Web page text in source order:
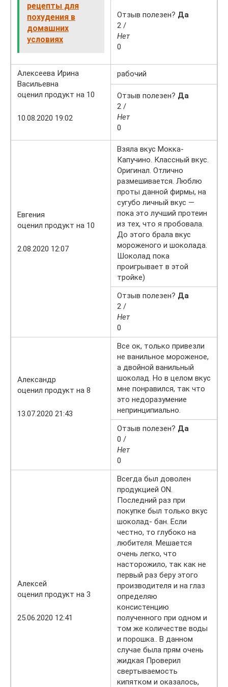
рецепты для
похудения в
домашних
условиях
Отзыв полезен? Да
2 /
Нет
0
Алексеева Ирина
Васильевна
оценил продукт на 10
10.08.2020 19:02
рабочий
Отзыв полезен? Да
2 /
Нет
0
Евгения
оценил продукт на 10
2.08.2020 12:07
Взяла вкус Мокка-
Капучино. Классный вкус.
Оригинал. Отлично
размешивается. Люблю
проты данной фирмы, на
сугубо личный вкус —
пока это лучший протеин
из тех, что я пробовала.
До этого брала вкус
мороженого и шоколада.
Шоколад пока
проигрывает в этой
тройке)
Отзыв полезен? Да
2 /
Нет
0
Александр
оценил продукт на 8
13.07.2020 21:43
Все ок, только привезли
не ванильное мороженое,
а двойной ванильный
шоколад. Но в целом вкус
мне понравился, так что
это недоразумение
непринципиально.
Отзыв полезен? Да
0 /
Нет
0
Алексей
оценил продукт на 3
25.06.2020 12:41
Всегда был доволен
продукцией ON.
Последний раз при
покупке был только вкус
шоколад- бан. Если
честно, то глубоко на
любителя. Мешается
очень легко, что
насторожило, так как не
первый раз беру этого
производителя и на глаз
определяю
консистенцию
полученного при одном и
том же количестве воды
и порошка.. В данном
случае была прям очень
жидкая Проверил
свертываемость
кипятком и оказалось,